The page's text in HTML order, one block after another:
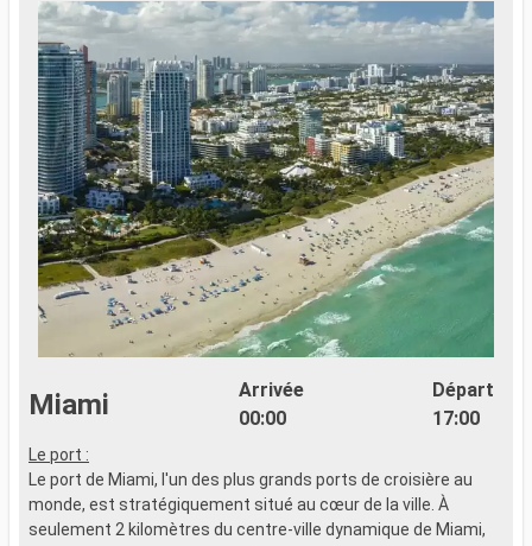
Miami
Arrivée
00:00
Départ
17:00
Le port :
Le port de Miami, l'un des plus grands ports de croisière au
monde, est stratégiquement situé au cœur de la ville. À
seulement 2 kilomètres du centre-ville dynamique de Miami,